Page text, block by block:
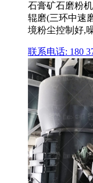
石膏矿石磨粉
辊磨(三环中速
境粉尘控制好,
联系电话: 180